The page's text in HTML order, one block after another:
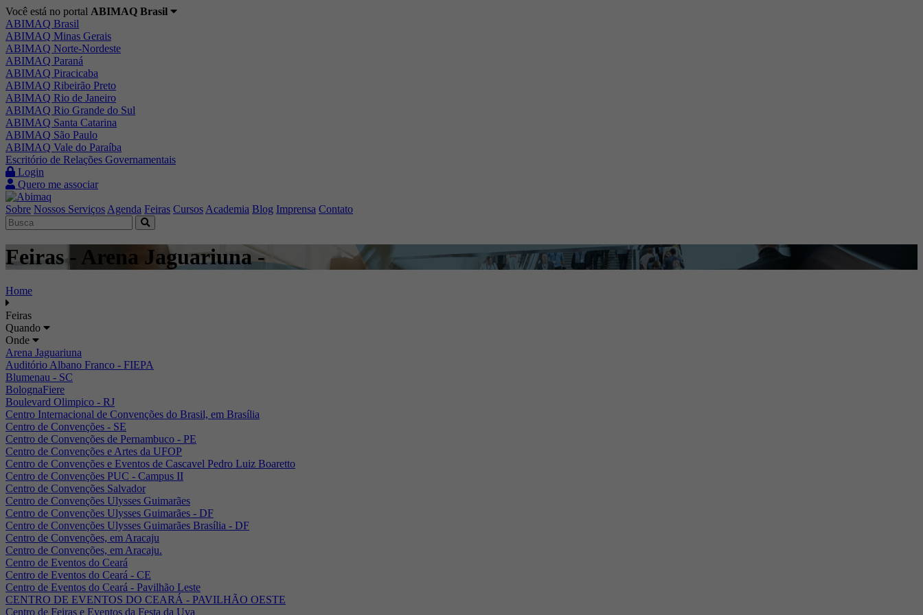
Você está no portal ABIMAQ Brasil
ABIMAQ Brasil
ABIMAQ Minas Gerais
ABIMAQ Norte-Nordeste
ABIMAQ Paraná
ABIMAQ Piracicaba
ABIMAQ Ribeirão Preto
ABIMAQ Rio de Janeiro
ABIMAQ Rio Grande do Sul
ABIMAQ Santa Catarina
ABIMAQ São Paulo
ABIMAQ Vale do Paraíba
Escritório de Relações Governamentais
Login
Quero me associar
Sobre Nossos Serviços Agenda Feiras Cursos Academia Blog Imprensa Contato
Feiras - Arena Jaguariuna -
Home
Feiras
Quando
Onde
Arena Jaguariuna
Auditório Albano Franco - FIEPA
Blumenau - SC
BolognaFiere
Boulevard Olimpico - RJ
Centro Internacional de Convenções do Brasil, em Brasília
Centro de Convenções - SE
Centro de Convenções de Pernambuco - PE
Centro de Convenções e Artes da UFOP
Centro de Convenções e Eventos de Cascavel Pedro Luiz Boaretto
Centro de Convenções PUC - Campus II
Centro de Convenções Salvador
Centro de Convenções Ulysses Guimarães
Centro de Convenções Ulysses Guimarães - DF
Centro de Convenções Ulysses Guimarães Brasília - DF
Centro de Convenções, em Aracaju
Centro de Convenções, em Aracaju.
Centro de Eventos do Ceará
Centro de Eventos do Ceará - CE
Centro de Eventos do Ceará - Pavilhão Leste
CENTRO DE EVENTOS DO CEARÁ - PAVILHÃO OESTE
Centro de Feiras e Eventos da Festa da Uva